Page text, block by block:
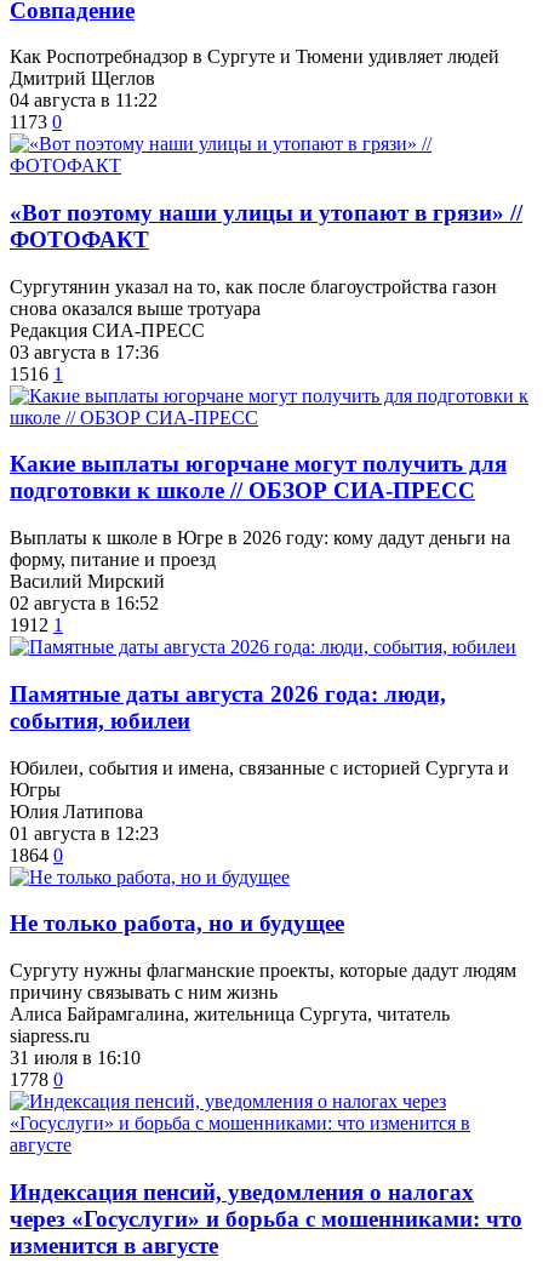
​Совпадение
Как Роспотребнадзор в Сургуте и Тюмени удивляет людей
Дмитрий Щеглов
04 августа в 11:22
1173 0
«Вот поэтому наши улицы и утопают в грязи» //
ФОТОФАКТ
Сургутянин указал на то, как после благоустройства газон
снова оказался выше тротуара
Редакция СИА-ПРЕСС
03 августа в 17:36
1516 1
Какие выплаты югорчане могут получить для
подготовки к школе // ОБЗОР СИА-ПРЕСС
Выплаты к школе в Югре в 2026 году: кому дадут деньги на
форму, питание и проезд
Василий Мирский
02 августа в 16:52
1912 1
​Памятные даты августа 2026 года: люди,
события, юбилеи
Юбилеи, события и имена, связанные с историей Сургута и
Югры
Юлия Латипова
01 августа в 12:23
1864 0
​Не только работа, но и будущее
Сургуту нужны флагманские проекты, которые дадут людям
причину связывать с ним жизнь
Алиса Байрамгалина, жительница Сургута, читатель
siapress.ru
31 июля в 16:10
1778 0
​Индексация пенсий, уведомления о налогах
через «Госуслуги» и борьба с мошенниками: что
изменится в августе